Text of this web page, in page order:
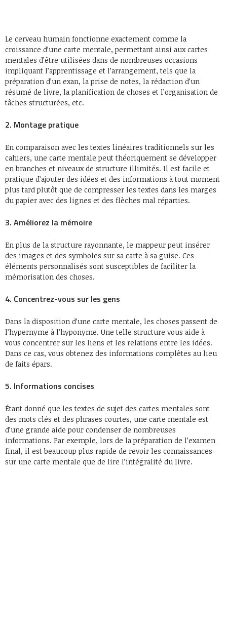
Le cerveau humain fonctionne exactement comme la
croissance d’une carte mentale, permettant ainsi aux cartes
mentales d’être utilisées dans de nombreuses occasions
impliquant l’apprentissage et l’arrangement, tels que la
préparation d’un exan, la prise de notes, la rédaction d’un
résumé de livre, la planification de choses et l’organisation de
tâches structurées, etc.
2. Montage pratique
En comparaison avec les textes linéaires traditionnels sur les
cahiers, une carte mentale peut théoriquement se développer
en branches et niveaux de structure illimités. Il est facile et
pratique d’ajouter des idées et des informations à tout moment
plus tard plutôt que de compresser les textes dans les marges
du papier avec des lignes et des flèches mal réparties.
3. Améliorez la mémoire
En plus de la structure rayonnante, le mappeur peut insérer
des images et des symboles sur sa carte à sa guise. Ces
éléments personnalisés sont susceptibles de faciliter la
mémorisation des choses.
4. Concentrez-vous sur les gens
Dans la disposition d’une carte mentale, les choses passent de
l’hypernyme à l’hyponyme. Une telle structure vous aide à
vous concentrer sur les liens et les relations entre les idées.
Dans ce cas, vous obtenez des informations complètes au lieu
de faits épars.
5. Informations concises
Étant donné que les textes de sujet des cartes mentales sont
des mots clés et des phrases courtes, une carte mentale est
d’une grande aide pour condenser de nombreuses
informations. Par exemple, lors de la préparation de l’examen
final, il est beaucoup plus rapide de revoir les connaissances
sur une carte mentale que de lire l’intégralité du livre.